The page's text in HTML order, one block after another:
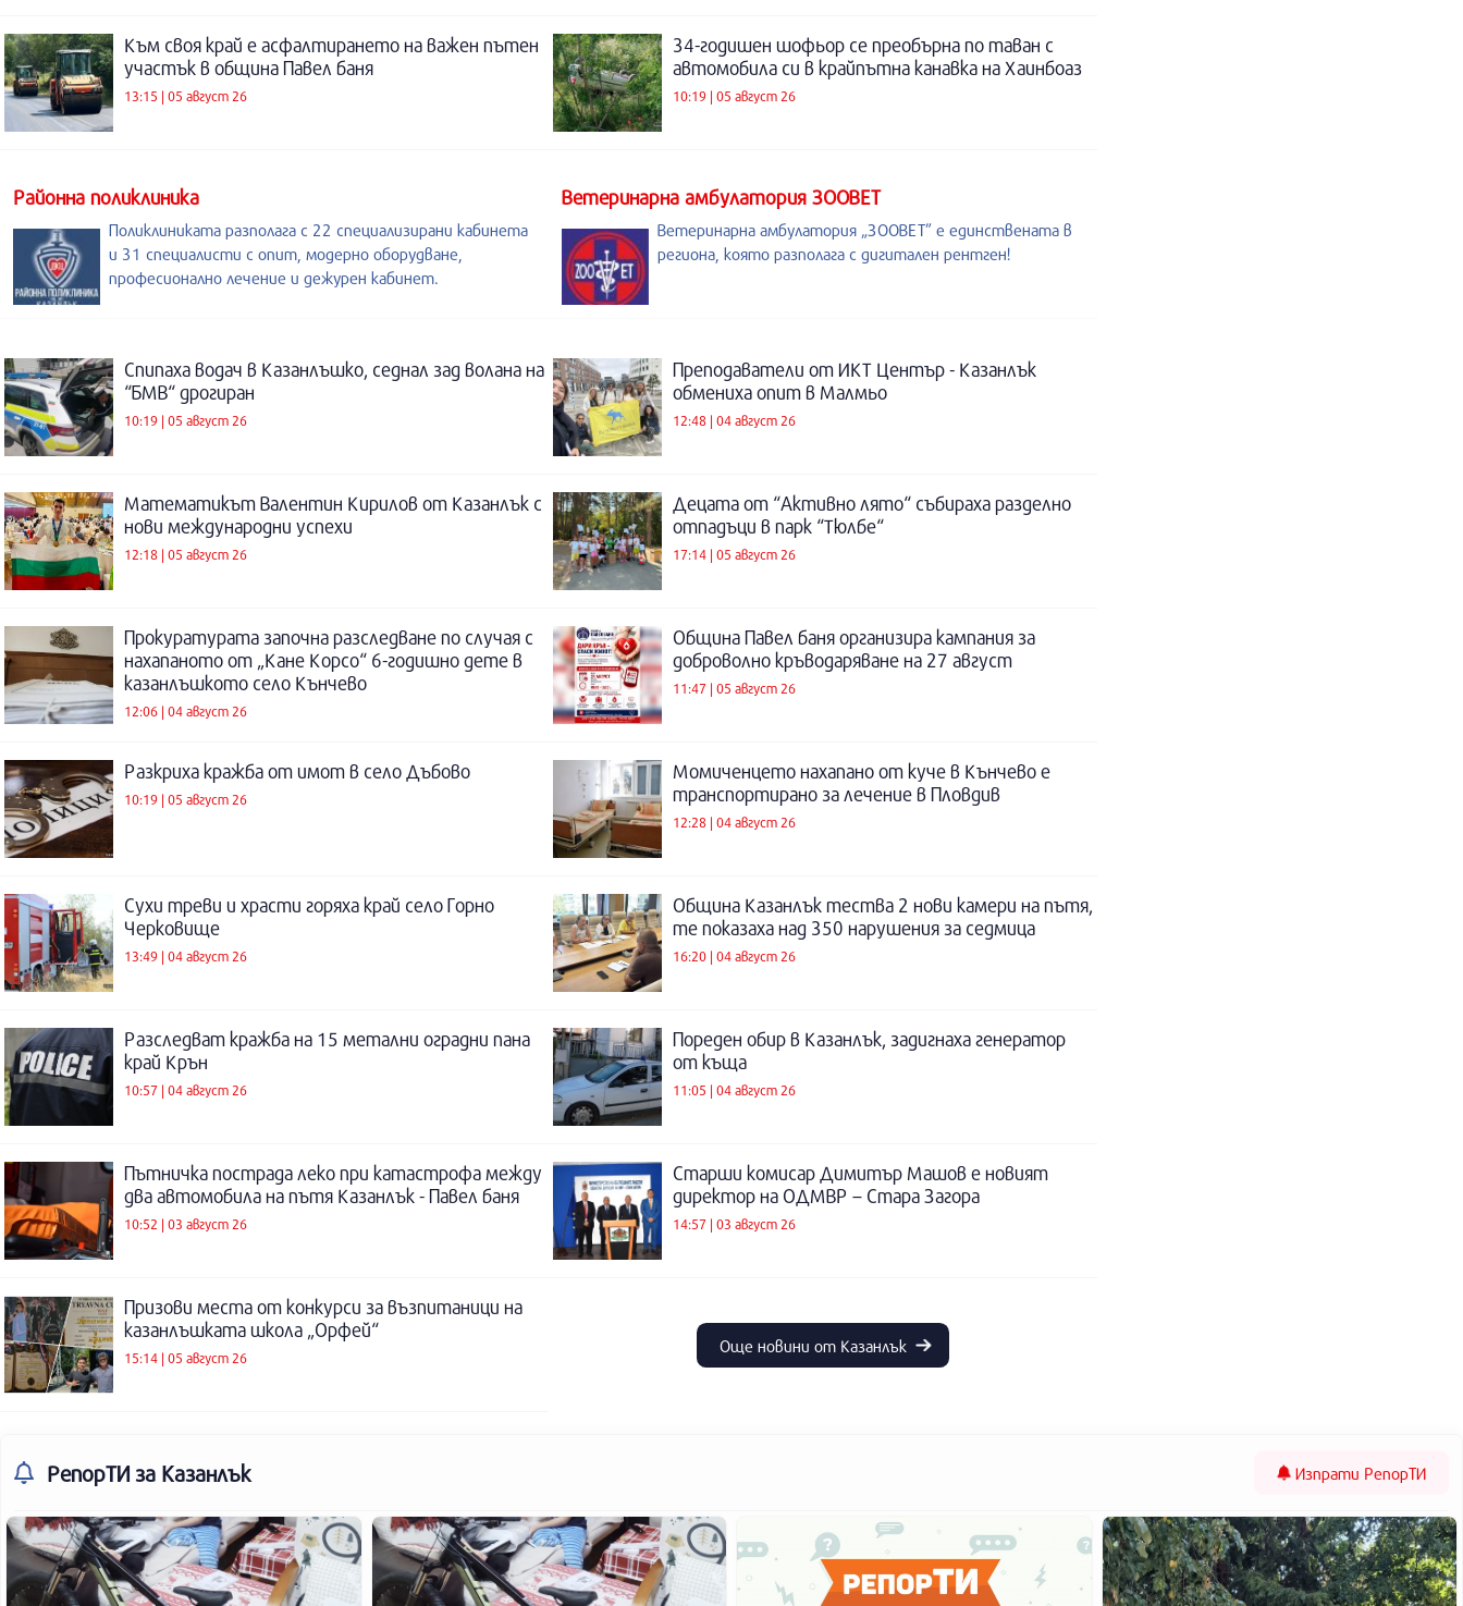
Към своя край е асфалтирането на важен пътен
участък в община Павел баня
13:15 | 05 август 26
34-годишен шофьор се преобърна по таван с
автомобила си в крайпътна канавка на Хаинбоаз
10:19 | 05 август 26
Районна поликлиника
Поликлиниката разполага с 22 специализирани кабинета
и 31 специалисти с опит, модерно оборудване,
професионално лечение и дежурен кабинет.
Ветеринарна амбулатория ЗООВЕТ
Ветеринарна амбулатория „ЗООВЕТ” е единствената в
региона, която разполага с дигитален рентген!
Спипаха водач в Казанлъшко, седнал зад волана на
“БМВ“ дрогиран
10:19 | 05 август 26
Преподаватели от ИКТ Център - Казанлък
обмениха опит в Малмьо
12:48 | 04 август 26
Математикът Валентин Кирилов от Казанлък с
нови международни успехи
12:18 | 05 август 26
Децата от “Активно лято“ събираха разделно
отпадъци в парк “Тюлбе“
17:14 | 05 август 26
Прокуратурата започна разследване по случая с
нахапаното от „Кане Корсо“ 6-годишно дете в
казанлъшкото село Кънчево
12:06 | 04 август 26
Община Павел баня организира кампания за
доброволно кръводаряване на 27 август
11:47 | 05 август 26
Разкриха кражба от имот в село Дъбово
10:19 | 05 август 26
Момиченцето нахапано от куче в Кънчево е
транспортирано за лечение в Пловдив
12:28 | 04 август 26
Сухи треви и храсти горяха край село Горно
Черковище
13:49 | 04 август 26
Община Казанлък тества 2 нови камери на пътя,
те показаха над 350 нарушения за седмица
16:20 | 04 август 26
Разследват кражба на 15 метални оградни пана
край Крън
10:57 | 04 август 26
Пореден обир в Казанлък, задигнаха генератор
от къща
11:05 | 04 август 26
Пътничка пострада леко при катастрофа между
два автомобила на пътя Казанлък - Павел баня
10:52 | 03 август 26
Старши комисар Димитър Машов е новият
директор на ОДМВР – Стара Загора
14:57 | 03 август 26
Призови места от конкурси за възпитаници на
казанлъшката школа „Орфей“
15:14 | 05 август 26
Още новини от Казанлък
РепорТИ за Казанлък Изпрати РепорТИ